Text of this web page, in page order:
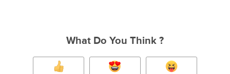
What Do You Think ?